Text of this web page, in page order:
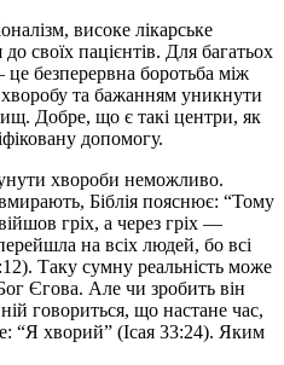
високе лікарське
своїх пацієнтів. Для багатьох
безперервна боротьба між
та бажанням уникнути
Добре, що є такі центри, як
допомогу.
хвороби неможливо.
Біблія пояснює: “Тому
гріх, а через гріх —
на всіх людей, бо всі
Таку сумну реальність може
Єгова. Але чи зробить він
говориться, що настане час,
“Я хворий” (Ісая 33:24). Яким